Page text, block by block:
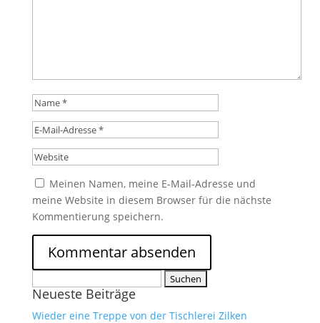
Meinen Namen, meine E-Mail-Adresse und
meine Website in diesem Browser für die nächste
Kommentierung speichern.
nach:
Neueste Beiträge
Wieder eine Treppe von der Tischlerei Zilken